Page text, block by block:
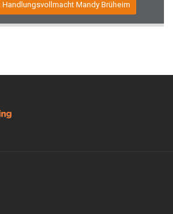
Handlungsvollmacht Mandy Brüheim